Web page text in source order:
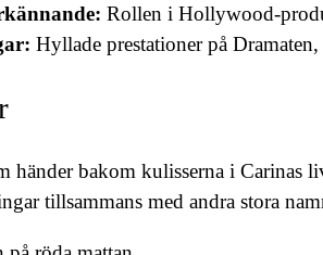
Rollen i Hollywood-
Hyllade prestationer på
händer bakom kulisserna i
tillsammans med andra stora